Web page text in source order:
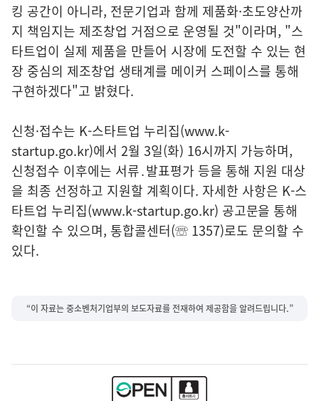
킹 공간이 아니라, 전문기업과 함께 제품화·초도양산까
지 책임지는 제조창업 거점으로 운영될 것"이라며, "스
타트업이 실제 제품을 만들어 시장에 도전할 수 있는 현
장 중심의 제조창업 생태계를 메이커 스페이스를 통해
구현하겠다"고 밝혔다.
신청·접수는 K-스타트업 누리집(www.k-
startup.go.kr)에서 2월 3일(화) 16시까지 가능하며,
신청접수 이후에는 서류․발표평가 등을 통해 지원 대상
을 최종 선정하고 지원할 계획이다. 자세한 사항은 K-스
타트업 누리집(www.k-startup.go.kr) 공고문을 통해
확인할 수 있으며, 통합콜센터(☏ 1357)로도 문의할 수
있다.
“이 자료는 중소벤처기업부의 보도자료를 전재하여 제공함을 알려드립니다.”